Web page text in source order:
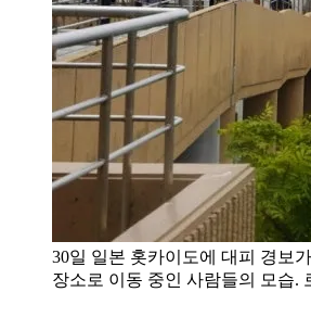
30일 일본 홋카이도에 대피 경보
장소로 이동 중인 사람들의 모습.